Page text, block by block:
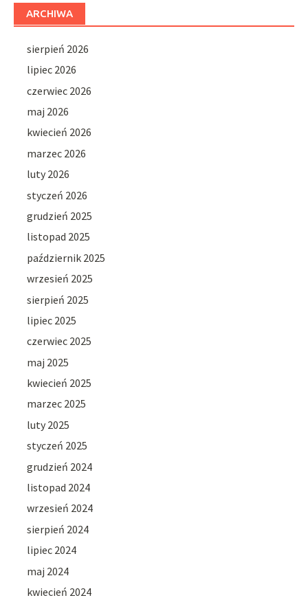
ARCHIWA
sierpień 2026
lipiec 2026
czerwiec 2026
maj 2026
kwiecień 2026
marzec 2026
luty 2026
styczeń 2026
grudzień 2025
listopad 2025
październik 2025
wrzesień 2025
sierpień 2025
lipiec 2025
czerwiec 2025
maj 2025
kwiecień 2025
marzec 2025
luty 2025
styczeń 2025
grudzień 2024
listopad 2024
wrzesień 2024
sierpień 2024
lipiec 2024
maj 2024
kwiecień 2024